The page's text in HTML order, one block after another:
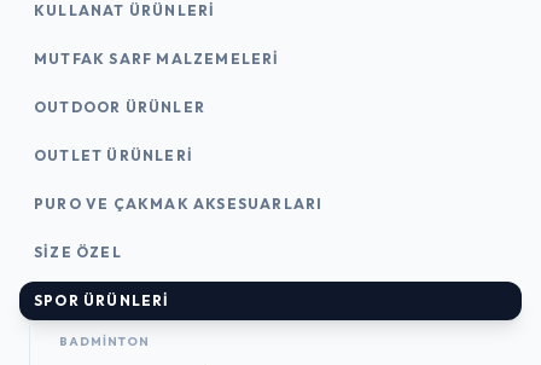
KULLANAT ÜRÜNLERI
MUTFAK SARF MALZEMELERI
OUTDOOR ÜRÜNLER
OUTLET ÜRÜNLERI
PURO VE ÇAKMAK AKSESUARLARI
SIZE ÖZEL
SPOR ÜRÜNLERI
BADMINTON